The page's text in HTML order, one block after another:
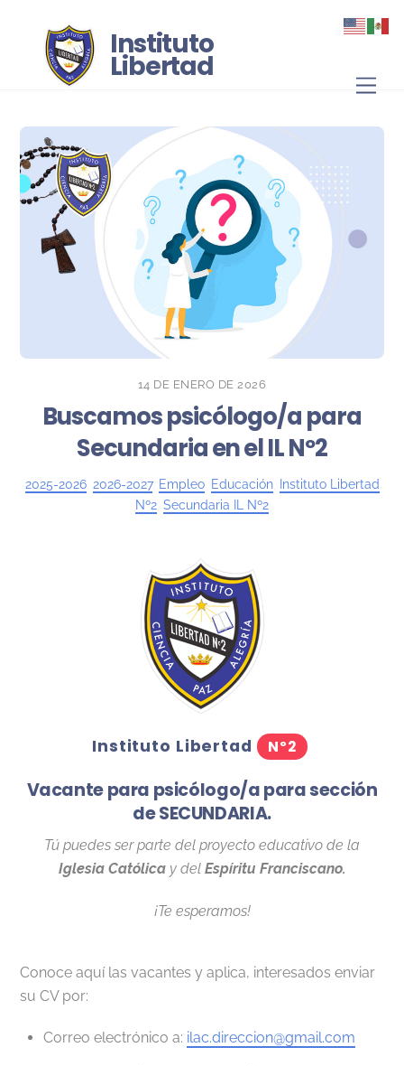
content
Instituto
Libertad
14 DE ENERO DE 2026
Buscamos psicólogo/a para
Secundaria en el IL Nº2
2025-2026, 2026-2027, Empleo, Educación, Instituto Libertad
Nº2 Secundaria IL Nº2
Instituto Libertad Nº2
Vacante para psicólogo/a parasección
de SECUNDARIA.
Tú puedes ser parte del proyecto educativo de la
Iglesia Católicay del Espíritu Franciscano.
¡Te esperamos!
Conoce aquí las vacantes y aplica, interesados enviar
su CV por:
Correo electrónico a: ilac.direccion@gmail.com